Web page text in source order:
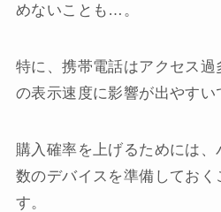
めないことも…。
特に、携帯電話はアクセス
の表示速度に影響が出やすい
購入確率を上げるためには
数のデバイスを準備しておく
す。